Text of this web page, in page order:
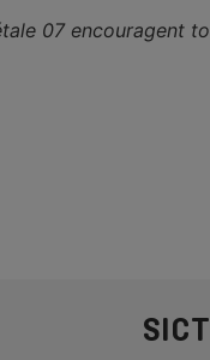
07 encouragent